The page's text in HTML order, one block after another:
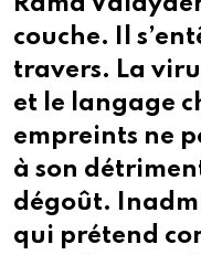
couche. Il
travers. La
et le langage
empreints ne
à son
dégoût.
qui prétend